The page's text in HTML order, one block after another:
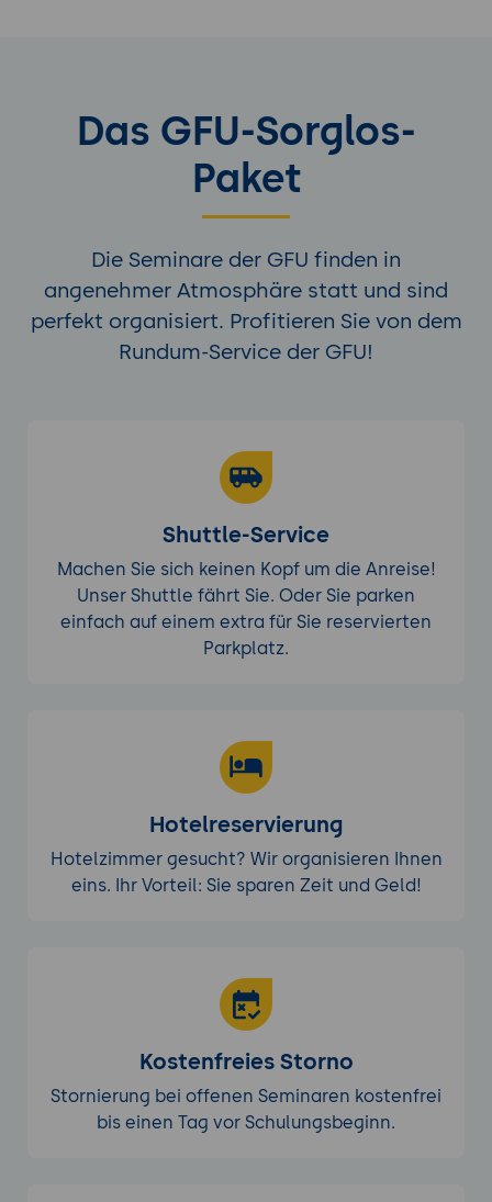
Das GFU-Sorglos-
Paket
Die Seminare der GFU finden in
angenehmer Atmosphäre statt und sind
perfekt organisiert. Profitieren Sie von dem
Rundum-Service der GFU!
Shuttle-Service
Machen Sie sich keinen Kopf um die Anreise!
Unser Shuttle fährt Sie. Oder Sie parken
einfach auf einem extra für Sie reservierten
Parkplatz.
Hotelreservierung
Hotelzimmer gesucht? Wir organisieren Ihnen
eins. Ihr Vorteil: Sie sparen Zeit und Geld!
Kostenfreies Storno
Stornierung bei offenen Seminaren kostenfrei
bis einen Tag vor Schulungsbeginn.